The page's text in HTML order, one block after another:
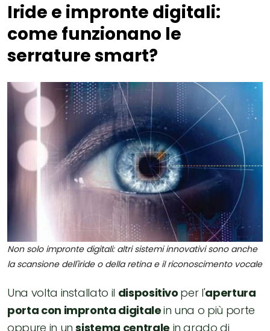
Iride e impronte digitali:
come funzionano le
serrature smart?
Non solo impronte digitali: altri sistemi innovativi sono anche
la scansione dell'iride o della retina e il riconoscimento vocale
Una volta installato il dispositivo per l'apertura
porta con impronta digitalein una o più porte
oppure in unsistema centrale in grado di